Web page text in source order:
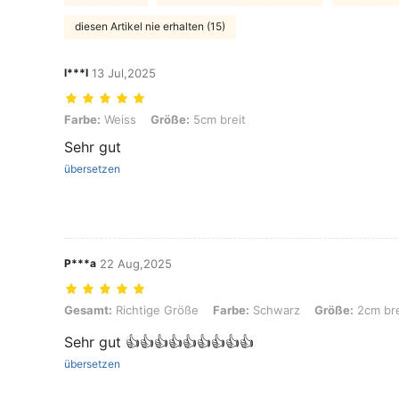
diesen Artikel nie erhalten (15)
l***l 13 Jul,2025
Farbe: Weiss, Größe: 5cm breit
Farbe: Weiss Größe: 5cm breit
Sehr gut
übersetzen
P***a 22 Aug,2025
Gesamt: Richtige Größe, Farbe: Schwarz, Größe: 2cm breit
Gesamt: Richtige Größe Farbe: Schwarz Größe: 2cm
Sehr gut 👍👍👍👍👍👍👍👍👍
übersetzen